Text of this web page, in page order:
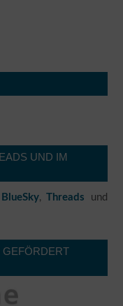
UND IM
BlueSky,Threads und
GEFÖRDERT